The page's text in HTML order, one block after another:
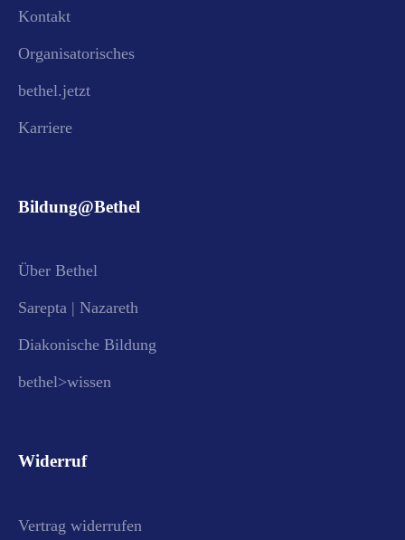
Kontakt
Organisatorisches
bethel.jetzt
Karriere
Bildung@Bethel
Über Bethel
Sarepta | Nazareth
Diakonische Bildung
bethel>wissen
Widerruf
Vertrag widerrufen